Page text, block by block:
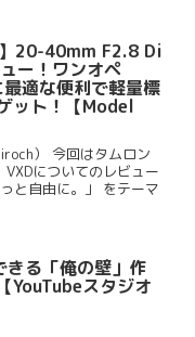
】20-40mm F2.8 Di
ー！ワンオペ
適な便利で軽量標
ット！【Model
） 今回はタムロン
についてのレビュー
と自由に。」 をテーマ
きる「俺の壁」作
YouTubeスタジオ